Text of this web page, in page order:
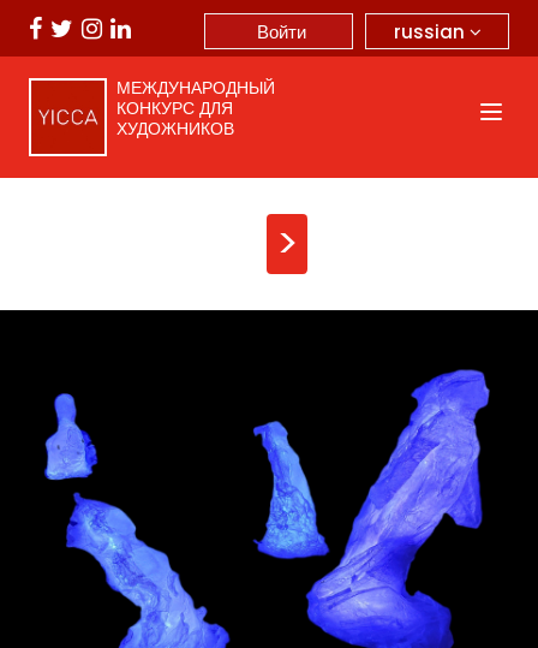
russian
Войти
МЕЖДУНАРОДНЫЙ
КОНКУРС ДЛЯ
ХУДОЖНИКОВ
>